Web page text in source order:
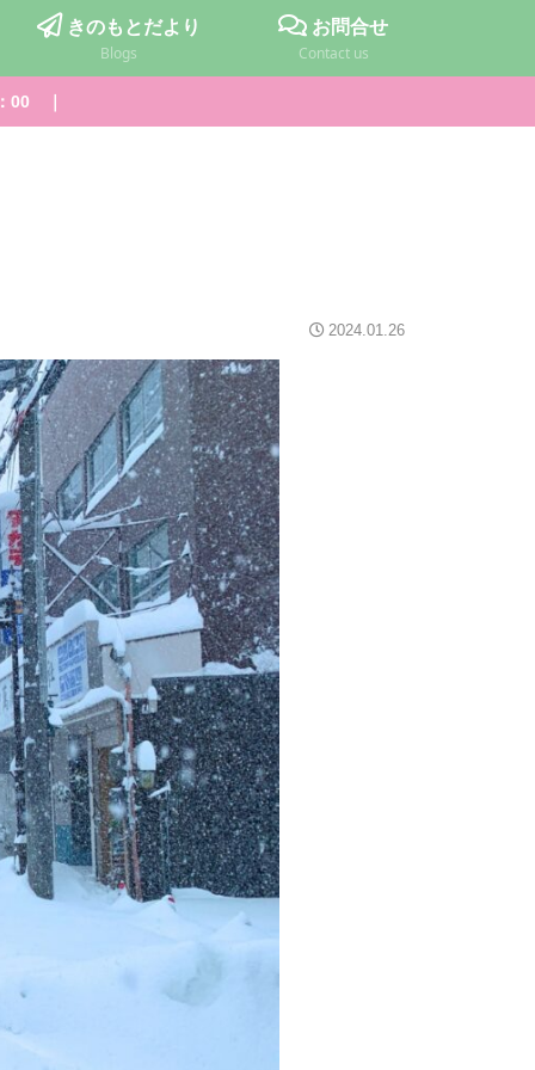
きのもとだより
Blogs
お問合せ
Contact us
00 ｜
2024.01.26